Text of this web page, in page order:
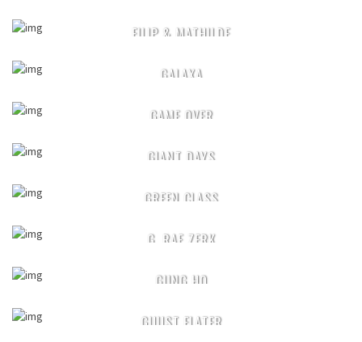
FILIP & MATHILDE
GALAXA
GAME OVER
GIANT DAYS
GREEN CLASS
G. RAF ZERK
GUNG HO
GUUST FLATER